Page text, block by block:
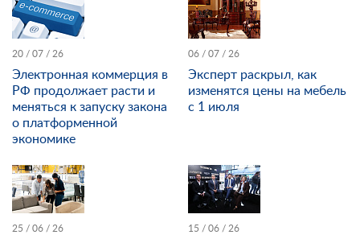
20 / 07 / 26
Электронная коммерция в
РФ продолжает расти и
меняться к запуску закона
о платформенной
экономике
06 / 07 / 26
Эксперт раскрыл, как
изменятся цены на мебель
с 1 июля
25 / 06 / 26 15 / 06 / 26